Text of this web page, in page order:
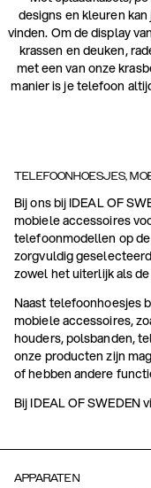
designs en kleuren
vinden. Om de display
krassen en deuken,
met een van onze
manier is je telefoon
TELEFOONHOESJES,
Bij ons bij IDEAL OF
mobiele accessoires
telefoonmodellen op
zorgvuldig
zowel het uiterlijk als
Naast telefoonhoesjes
mobiele accessoires,
houders, polsbanden,
onze producten zijn
of hebben andere
Bij IDEAL OF SWEDEN
APPARATEN